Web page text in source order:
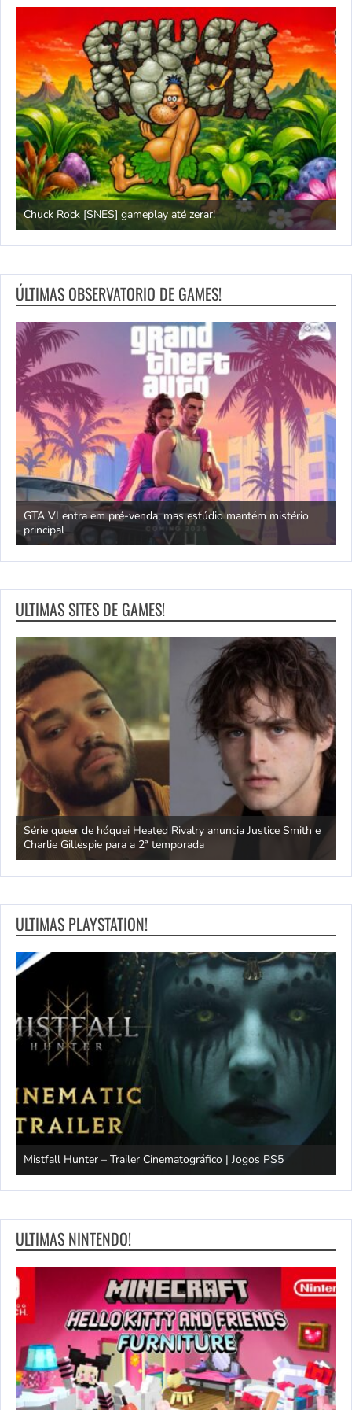
Chuck Rock [SNES] gameplay até zerar!
ÚLTIMAS OBSERVATORIO DE GAMES!
GTA VI entra em pré-venda, mas estúdio mantém mistério
principal
ULTIMAS SITES DE GAMES!
Série queer de hóquei Heated Rivalry anuncia Justice Smith e
Charlie Gillespie para a 2ª temporada
ULTIMAS PLAYSTATION!
Mistfall Hunter – Trailer Cinematográfico | Jogos PS5
ULTIMAS NINTENDO!